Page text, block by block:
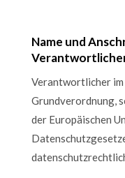
Name und
Verantwortlicher
Grundverordnung,
der Europäischen